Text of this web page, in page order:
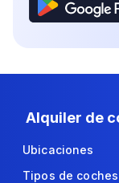
Alquiler de
Ubicaciones
Tipos de coches